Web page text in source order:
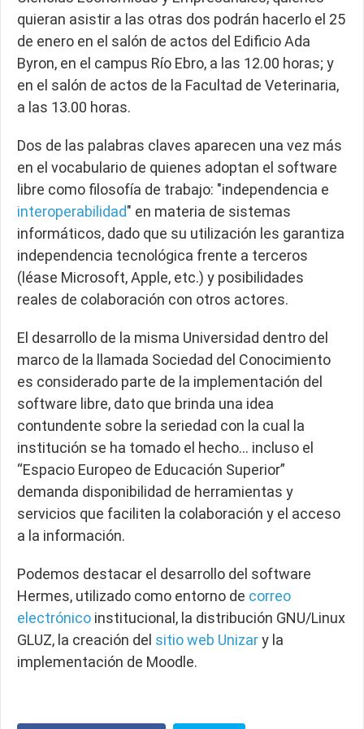
quieran asistir a las otras dos podrán hacerlo el 25
de enero en el salón de actos del Edificio Ada
Byron, en el campus Río Ebro, a las 12.00 horas; y
en el salón de actos de la Facultad de Veterinaria,
a las 13.00 horas.
Dos de las palabras claves aparecen una vez más
en el vocabulario de quienes adoptan el software
libre como filosofía de trabajo: "independencia e
interoperabilidad" en materia de sistemas
informáticos, dado que su utilización les garantiza
independencia tecnológica frente a terceros
(léase Microsoft, Apple, etc.) y posibilidades
reales de colaboración con otros actores.
El desarrollo de la misma Universidad dentro del
marco de la llamada Sociedad del Conocimiento
es considerado parte de la implementación del
software libre, dato que brinda una idea
contundente sobre la seriedad con la cual la
institución se ha tomado el hecho… incluso el
“Espacio Europeo de Educación Superior”
demanda disponibilidad de herramientas y
servicios que faciliten la colaboración y el acceso
a la información.
Podemos destacar el desarrollo del software
Hermes, utilizado como entorno de correo
electrónico institucional, la distribución GNU/Linux
GLUZ, la creación del sitio web Unizary la
implementación de Moodle.